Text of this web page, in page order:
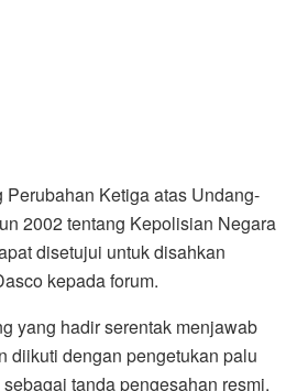
Perubahan Ketiga atas Undang-
2002 tentang Kepolisian Negara
disetujui untuk disahkan
kepada forum.
yang hadir serentak menjawab
diikuti dengan pengetukan palu
tanda pengesahan resmi.